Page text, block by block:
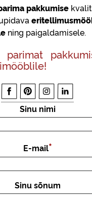
pakkumise
ning paigaldamisele.
Sinu nimi
E-mail
Sinu sõnum